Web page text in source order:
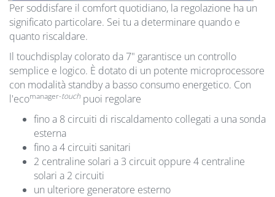
Per soddisfare il comfort quotidiano, la regolazione ha un
significato particolare. Sei tu a determinare quando e
quanto riscaldare.
Il touchdisplay colorato da 7" garantisce un controllo
semplice e logico. È dotato di un potente microprocessore
con modalità standby a basso consumo energetico. Con
l'ecomanager-touchpuoi regolare
fino a 8 circuiti di riscaldamento collegati a una sonda
esterna
fino a 4 circuiti sanitari
2 centraline solari a 3 circuit oppure 4 centraline
solari a 2 circuiti
un ulteriore generatore esterno